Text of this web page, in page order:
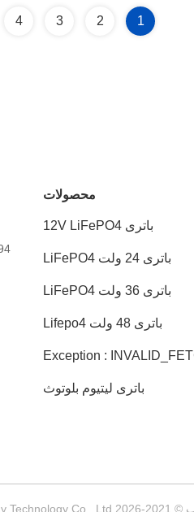
1
2
3
4
محصولات
باتری 12V LiFePO4
باتری 24 ولت LiFePO4
باتری 36 ولت LiFePO4
باتری 48 ولت Lifepo4
Exception :
error ip=52.118.0.1
باتری لیتیوم بلوتوث